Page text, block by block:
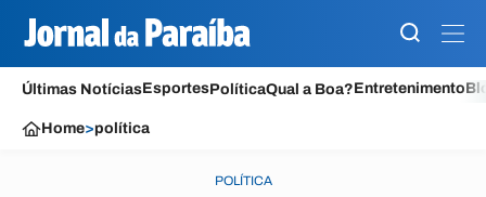
Últimas NotíciasEsportesPolíticaQual a Boa?Entretenimento
Home>política
POLÍTICA